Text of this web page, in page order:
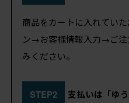
商品をカートに入れてい
ン→お客様情報入力→ご注
みください。
STEP2 支払いは「ゆ